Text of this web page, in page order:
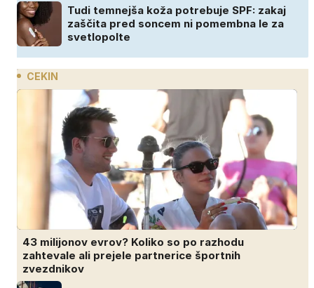
Tudi temnejša koža potrebuje SPF: zakaj
zaščita pred soncem ni pomembna le za
svetlopolte
CEKIN
43 milijonov evrov? Koliko so po razhodu
zahtevale ali prejele partnerice športnih
zvezdnikov